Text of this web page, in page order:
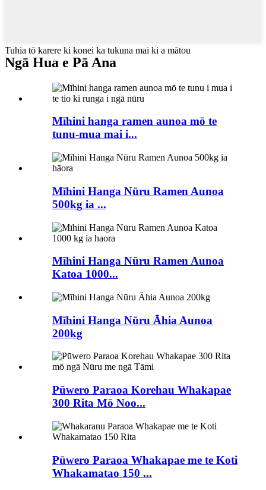
Tuhia tō karere ki konei ka tukuna mai ki a mātou
Ngā Hua e Pā Ana
Mīhini hanga ramen aunoa mō te
tunu-mua mai i...
Mīhini Hanga Nūru Ramen Aunoa
500kg ia ...
Mīhini Hanga Nūru Ramen Aunoa
Katoa 1000...
Mīhini Hanga Nūru Āhia Aunoa
200kg
Pūwero Paraoa Korehau Whakapae
300 Rita Mō Noo...
Pūwero Paraoa Whakapae me te Koti
Whakamatao 150 ...